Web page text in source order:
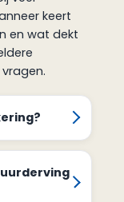
keert
en wat dekt